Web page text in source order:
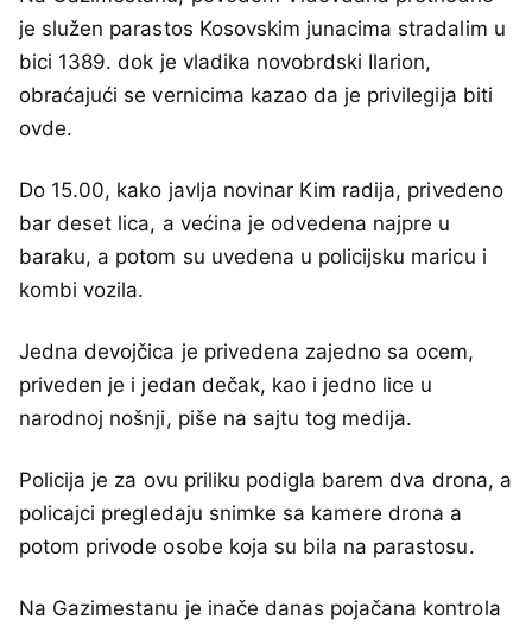
je služen parastos Kosovskim junacima stradalim u
bici 1389. dok je vladika novobrdski Ilarion,
obraćajući se vernicima kazao da je privilegija biti
ovde.
Do 15.00, kako javlja novinar Kim radija, privedeno
bar deset lica, a većina je odvedena najpre u
baraku, a potom su uvedena u policijsku maricu i
kombi vozila.
Jedna devojčica je privedena zajedno sa ocem,
priveden je i jedan dečak, kao i jedno lice u
narodnoj nošnji, piše na sajtu tog medija.
Policija je za ovu priliku podigla barem dva drona, a
policajci pregledaju snimke sa kamere drona a
potom privode osobe koja su bila na parastosu.
Na Gazimestanu je inače danas pojačana kontrola